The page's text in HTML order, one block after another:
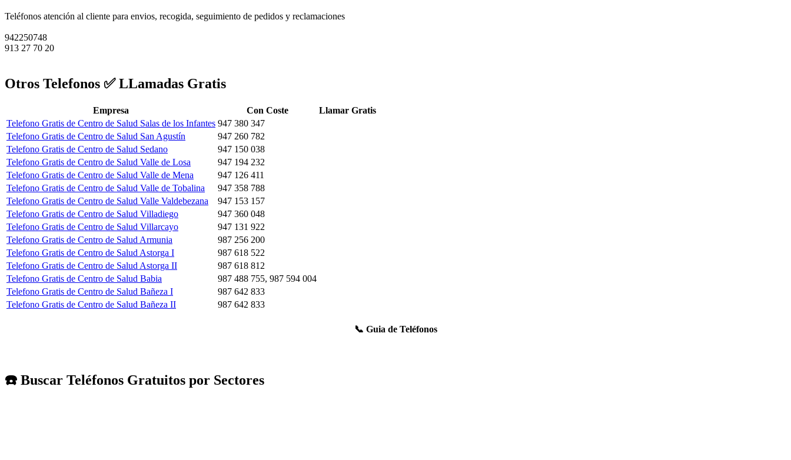
Teléfonos atención al cliente para envios, recogida, seguimiento de pedidos y reclamaciones
942250748
913 27 70 20
Otros Telefonos ✅ LLamadas Gratis
Empresa Con Coste
Llamar Gratis
Telefono Gratis de Centro de Salud Salas de los Infantes 947 380 347
Telefono Gratis de Centro de Salud San Agustín
947 260 782
Telefono Gratis de Centro de Salud Sedano
947 150 038
Telefono Gratis de Centro de Salud Valle de Losa
947 194 232
Telefono Gratis de Centro de Salud Valle de Mena
947 126 411
Telefono Gratis de Centro de Salud Valle de Tobalina
947 358 788
Telefono Gratis de Centro de Salud Valle Valdebezana
947 153 157
Telefono Gratis de Centro de Salud Villadiego
947 360 048
Telefono Gratis de Centro de Salud Villarcayo
947 131 922
Telefono Gratis de Centro de Salud Armunia
987 256 200
Telefono Gratis de Centro de Salud Astorga I
987 618 522
Telefono Gratis de Centro de Salud Astorga II
987 618 812
Telefono Gratis de Centro de Salud Babia
987 488 755, 987 594 004
Telefono Gratis de Centro de Salud Bañeza I
987 642 833
Telefono Gratis de Centro de Salud Bañeza II
987 642 833
📞 Guia de Teléfonos
☎️ Buscar Teléfonos Gratuitos por Sectores